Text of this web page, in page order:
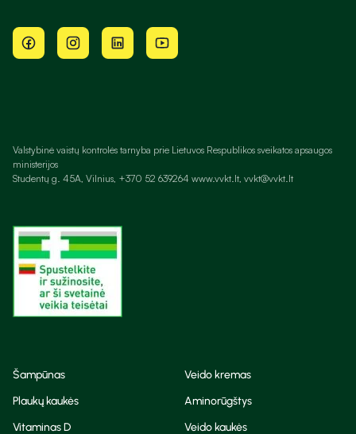
Valstybinė vaistų kontrolės tarnyba prie Lietuvos Respublikos sveikatos apsaugos
ministerijos
Studentų g. 45A, Vilnius, +370 52 639264 www.vvkt.lt, vvkt@vvkt.lt
Šampūnas
Veido kremas
Plaukų kaukės
Aminorūgštys
Vitaminas D
Veido kaukės